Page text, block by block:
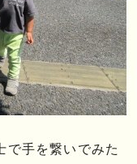
で手を繋いでみた